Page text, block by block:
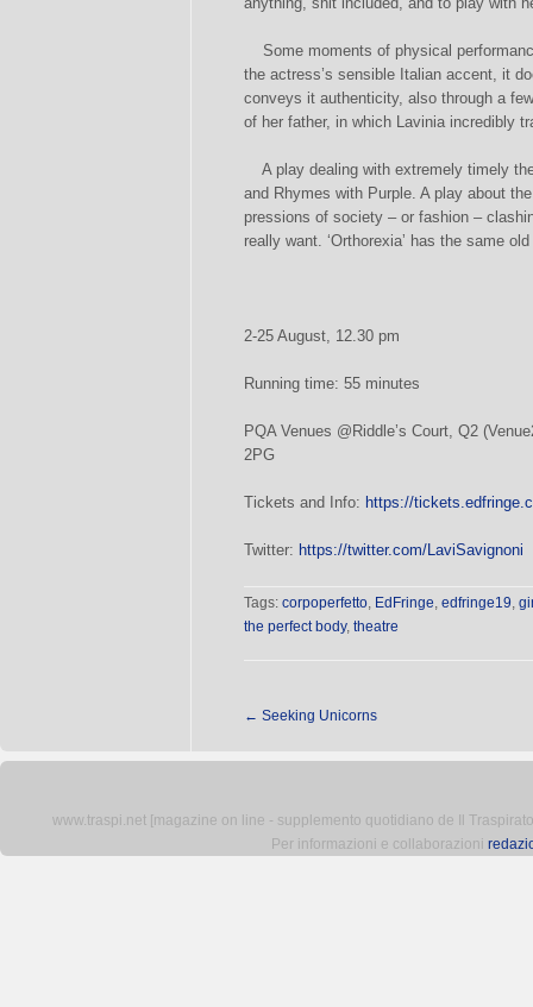
Some moments of physical
the actress’s sensible Italian accent, it
conveys it authenticity, also through a
of her father, in which Lavinia incredibly
A play dealing with extremely timely
and Rhymes with Purple. A play about
pressions of society – or fashion –
really want. ʻOrthorexiaʼ has the same
2-25 August, 12.30 pm
Running time: 55 minutes
PQA Venues @Riddle’s Court, Q2
2PG
Tickets and Info: https://
Twitter: https://twitter.com/LaviSavignoni
Tags: corpoperfetto, EdFringe, edfringe19,
the perfect body, theatre
← Seeking Unicorns
www.traspi.net [magazine on line - supplemento quotidiano de Il
Per informazioni e collaborazioni